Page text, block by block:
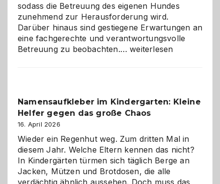
sodass die Betreuung des eigenen Hundes
zunehmend zur Herausforderung wird.
Darüber hinaus sind gestiegene Erwartungen an
eine fachgerechte und verantwortungsvolle
Betreuung zu beobachten.…Betreuung
ist
eine
die
richtige
Wahl?
weiterlesen
Namensaufkleber im Kindergarten: Kleine
Helfer gegen das große Chaos
16. April 2026
Wieder ein Regenhut weg. Zum dritten Mal in
diesem Jahr. Welche Eltern kennen das nicht?
In Kindergärten türmen sich täglich Berge an
Jacken, Mützen und Brotdosen, die alle